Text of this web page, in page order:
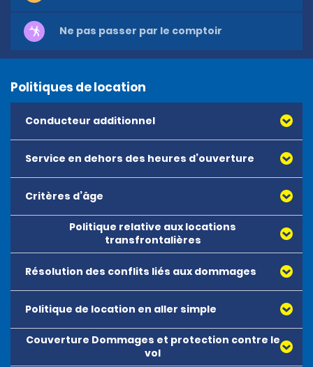
Ne pas passer par le comptoir
Politiques de location
Conducteur additionnel
Des frais supplémentaires maximums de 5,95 EUR TTC par
jour (59,95 EUR TTC maximum par location) seront facturés
pour chaque conducteur supplémentaire. L’intégralité des
conditions de location s’applique aux conducteurs
supplémentaires.
Service en dehors des heures d’ouverture
Critères d’âge
Politique relative aux locations
transfrontalières
Résolution des conflits liés aux dommages
Politique de location en aller simple
Couverture Dommages et protection contre le
vol